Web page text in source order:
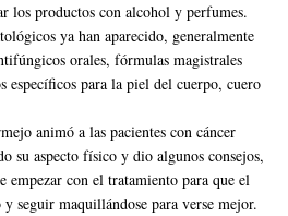
los productos con alcohol y perfumes.
ya han aparecido, generalmente
orales, fórmulas magistrales
específicos para la piel del cuerpo, cuero
animó a las pacientes con cáncer
su aspecto físico y dio algunos consejos,
empezar con el tratamiento para que el
seguir maquillándose para verse mejor.